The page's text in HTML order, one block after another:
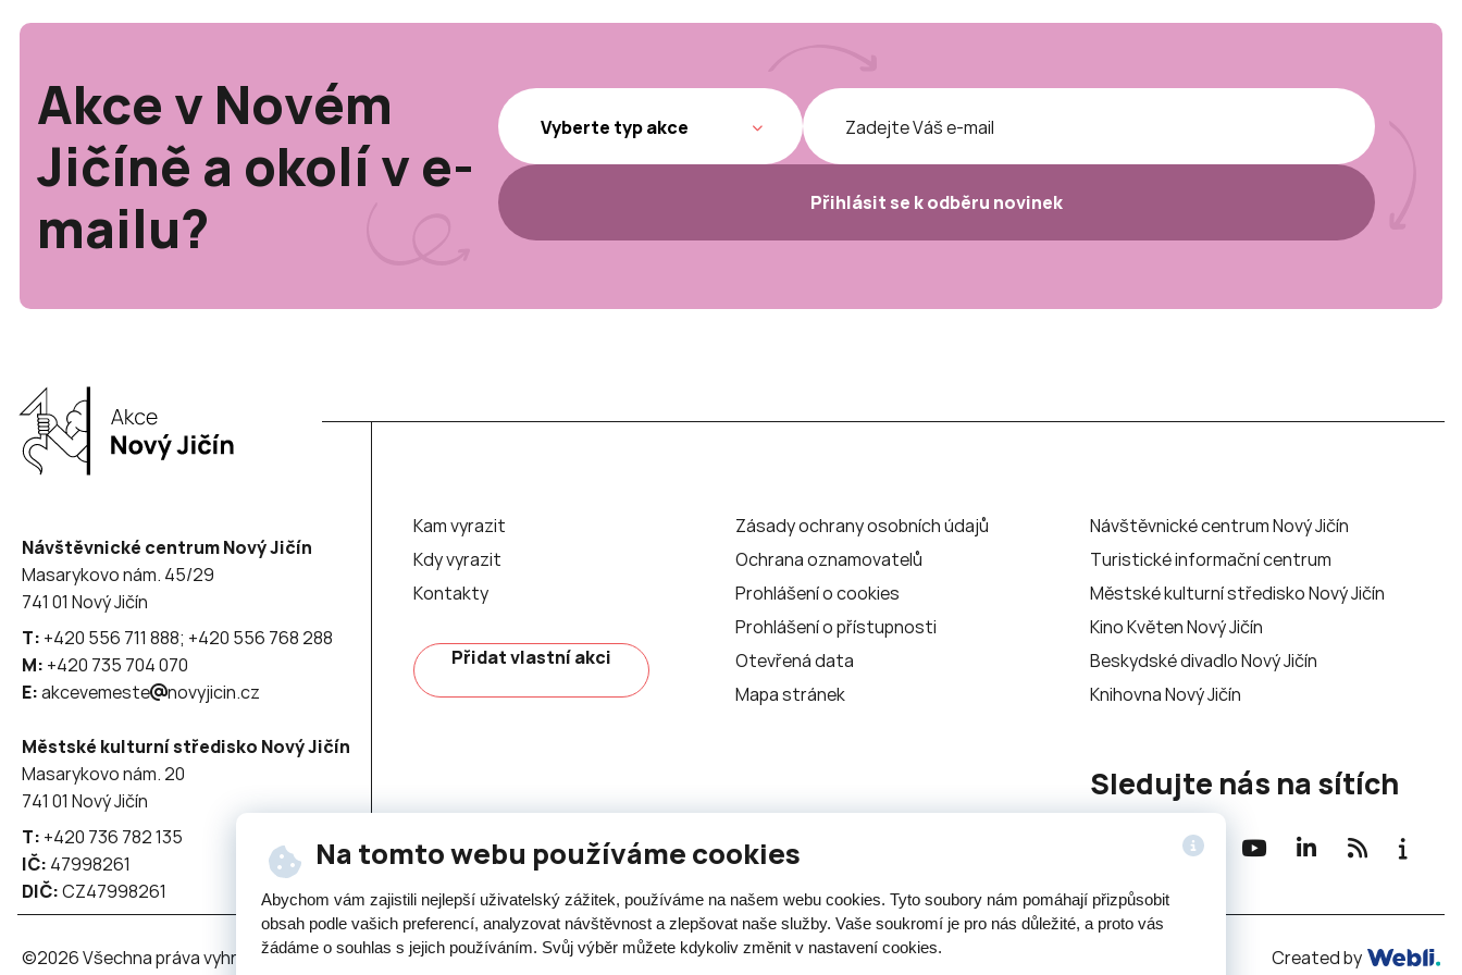
Na tomto webu používáme cookies
Abychom vám zajistili nejlepší uživatelský zážitek, používáme na našem webu cookies. Tyto soubory nám pomáhají přizpůsobit
obsah podle vašich preferencí, analyzovat návštěvnost a zlepšovat naše služby. Vaše soukromí je pro nás důležité, a proto vás
žádáme o souhlas s jejich používáním. Svůj výběr můžete kdykoliv změnit v nastavení cookies.
Akce v Novém
Jičíně a okolí v e-
mailu?
Přihlásit se k odběru novinek
Návštěvnické centrum Nový Jičín
Masarykovo nám. 45/29
741 01 Nový Jičín
T: +420 556 711 888; +420 556 768 288
M: +420 735 704 070
E:akcevemeste novyjicin.cz
Městské kulturní středisko Nový Jičín
Masarykovo nám. 20
741 01 Nový Jičín
T: +420 736 782 135
IČ: 47998261
DIČ:CZ47998261
Kam vyrazit
Kdy vyrazit
Kontakty
Přidat vlastní akci
Zásady ochrany osobních údajů
Ochrana oznamovatelů
Prohlášení o cookies
Prohlášení o přístupnosti
Otevřená data
Mapa stránek
Návštěvnické centrum Nový Jičín
Turistické informační centrum
Městské kulturní středisko Nový Jičín
Kino Květen Nový Jičín
Beskydské divadlo Nový Jičín
Knihovna Nový Jičín
Sledujte nás na sítích
©2026 Všechna práva vyhrazena - použití obsahu či jeho části je umožněn pouze se souhlasem města Nový Jičín. Created by
Potřebujete poradit?Ze